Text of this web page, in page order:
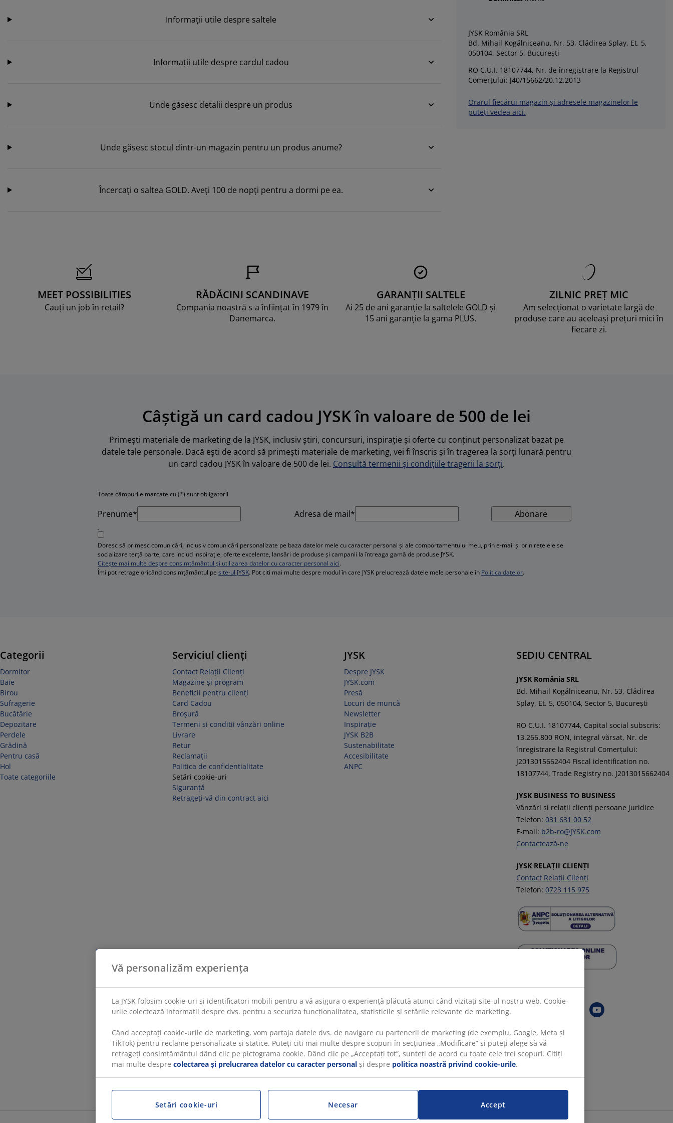
Informaţii utile despre saltele
Informații utile despre cardul cadou
Unde găsesc detalii despre un produs
Unde găsesc stocul dintr-un magazin pentru un produs anume?
Încercaţi o saltea GOLD. Aveţi 100 de nopţi pentru a dormi pe ea.
JYSK România SRL
Bd. Mihail Kogălniceanu, Nr. 53, Clădirea Splay, Et. 5,
050104, Sector 5, București
RO C.U.I. 18107744, Nr. de înregistrare la Registrul
Comerţului: J40/15662/20.12.2013
Orarul fiecărui magazin și adresele magazinelor le
puteți vedea aici.
MEET POSSIBILITIES
Cauți un job în retail?
RĂDĂCINI SCANDINAVE
Compania noastră s-a înființat în 1979 în
Danemarca.
GARANȚII SALTELE
Ai 25 de ani garanție la saltelele GOLD și
15 ani garanție la gama PLUS.
ZILNIC PREȚ MIC
Am selecționat o varietate largă de
produse care au aceleași prețuri mici în
fiecare zi.
Câștigă un card cadou JYSK în valoare de 500 de lei
Primești materiale de marketing de la JYSK, inclusiv știri, concursuri, inspirație și oferte cu conținut personalizat bazat pe
datele tale personale. Dacă ești de acord să primești materiale de marketing, vei fi înscris și în tragerea la sorți lunară pentru
un card cadou JYSK în valoare de 500 de lei. Consultă termenii și condițiile tragerii la sorți.
Toate câmpurile marcate cu (*) sunt obligatorii
Prenume* Adresa de mail* Abonare
Doresc să primesc comunicări, inclusiv comunicări personalizate pe baza datelor mele cu caracter personal și ale comportamentului meu, prin e-mail și prin rețelele se
socializare terță parte, care includ inspirație, oferte excelente, lansări de produse și campanii la întreaga gamă de produse JYSK.
Citește mai multe despre consimțământul și utilizarea datelor cu caracter personal aici.
Îmi pot retrage oricând consimțământul pe site-ul JYSK. Pot citi mai multe despre modul în care JYSK prelucrează datele mele personale în Politica datelor.
Categorii
Dormitor
Baie
Birou
Sufragerie
Bucătărie
Depozitare
Perdele
Grădină
Pentru casă
Hol
Toate categoriile
Serviciul clienți
Contact Relații Clienți
Magazine și program
Beneficii pentru clienți
Card Cadou
Broșură
Termeni si conditii vânzări online
Livrare
Retur
Reclamaţii
Politica de confidentialitate
Setări cookie-uri
Siguranță
Retrageți-vă din contract aici
JYSK
Despre JYSK
JYSK.com
Presă
Locuri de muncă
Newsletter
Inspirație
JYSK B2B
Sustenabilitate
Accesibilitate
ANPC
SEDIU CENTRAL
JYSK România SRL
Bd. Mihail Kogălniceanu, Nr. 53, Clădirea
Splay, Et. 5, 050104, Sector 5, București
RO C.U.I. 18107744, Capital social subscris:
13.266.800 RON, integral vărsat, Nr. de
înregistrare la Registrul Comerţului:
J2013015662404 Fiscal identification no.
18107744, Trade Registry no. J2013015662404
JYSK BUSINESS TO BUSINESS
Vânzări și relații clienți persoane juridice
Telefon: 031 631 00 52
E-mail: b2b-ro@JYSK.com
Contactează-ne
JYSK RELAȚII CLIENȚI
Contact Relații Clienți
Telefon: 0723 115 975
Urmărește JYSK
Vă personalizăm experiența
La JYSK folosim cookie-uri și identificatori mobili pentru a vă asigura o experiență plăcută atunci când vizitați site-ul nostru web. Cookie-
urile colectează informații despre dvs. pentru a securiza funcționalitatea, statisticile și setările relevante de marketing.
Când acceptați cookie-urile de marketing, vom partaja datele dvs. de navigare cu partenerii de marketing (de exemplu, Google, Meta și
TikTok) pentru reclame personalizate și statice. Puteți citi mai multe despre scopuri în secțiunea „Modificare” și puteți alege să vă
retrageți consimțământul dând clic pe pictograma cookie. Dând clic pe „Acceptați tot”, sunteți de acord cu toate cele trei scopuri. Citiți
mai multe despre colectarea și prelucrarea datelor cu caracter personal și despre politica noastră privind cookie-urile.
Accept
Setări cookie-uri Necesar